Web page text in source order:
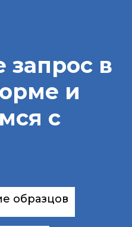
запрос в
и
с
образцов